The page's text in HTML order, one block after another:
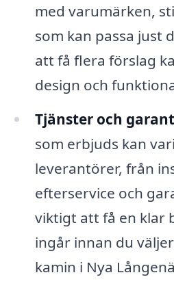
med varumärken,
som kan passa just
att få flera förslag
design och
Tjänster och
som erbjuds kan
leverantörer, från
efterservice och
viktigt att få en klar
ingår innan du
kamin i Nya